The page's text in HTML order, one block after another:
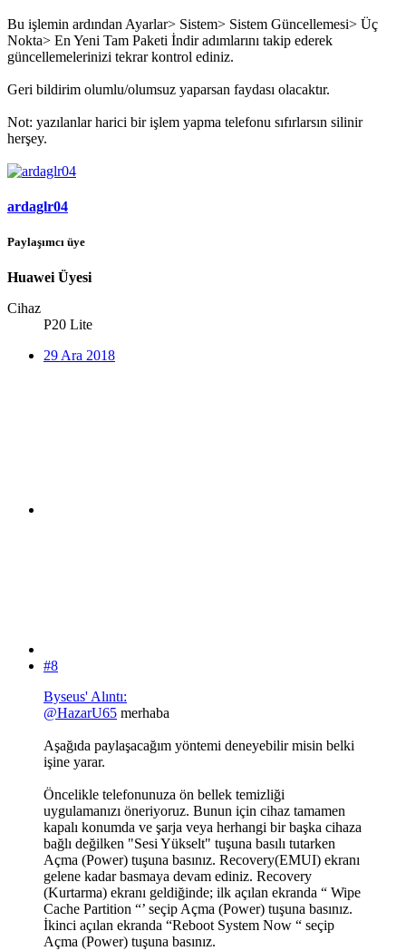
Bu işlemin ardından Ayarlar> Sistem> Sistem Güncellemesi> Üç
Nokta> En Yeni Tam Paketi İndir adımlarını takip ederek
güncellemelerinizi tekrar kontrol ediniz.
Geri bildirim olumlu/olumsuz yaparsan faydası olacaktır.
Not: yazılanlar harici bir işlem yapma telefonu sıfırlarsın silinir
herşey.
ardaglr04
Paylaşımcı üye
Huawei Üyesi
Cihaz
P20 Lite
29 Ara 2018
#8
Byseus' Alıntı:
@HazarU65 merhaba
Aşağıda paylaşacağım yöntemi deneyebilir misin belki
işine yarar.
Öncelikle telefonunuza ön bellek temizliği
uygulamanızı öneriyoruz. Bunun için cihaz tamamen
kapalı konumda ve şarja veya herhangi bir başka cihaza
bağlı değilken "Sesi Yükselt" tuşuna basılı tutarken
Açma (Power) tuşuna basınız. Recovery(EMUI) ekranı
gelene kadar basmaya devam ediniz. Recovery
(Kurtarma) ekranı geldiğinde; ilk açılan ekranda “ Wipe
Cache Partition “’ seçip Açma (Power) tuşuna basınız.
İkinci açılan ekranda “Reboot System Now “ seçip
Açma (Power) tuşuna basınız.